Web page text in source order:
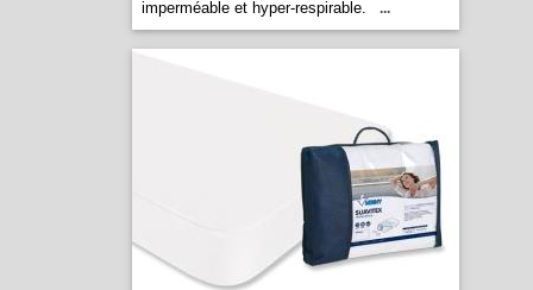
imperméable et hyper-respirable.
...